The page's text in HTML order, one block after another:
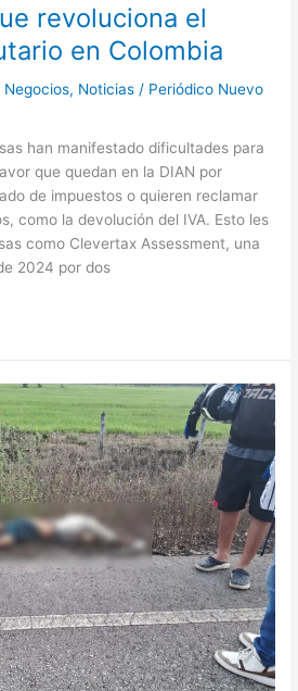
revoluciona el
en Colombia
Negocios, Noticias / Periódico Nuevo
han manifestado dificultades para
que quedan en la DIAN por
de impuestos o quieren reclamar
como la devolución del IVA. Esto les
como Clevertax Assessment, una
2024 por dos